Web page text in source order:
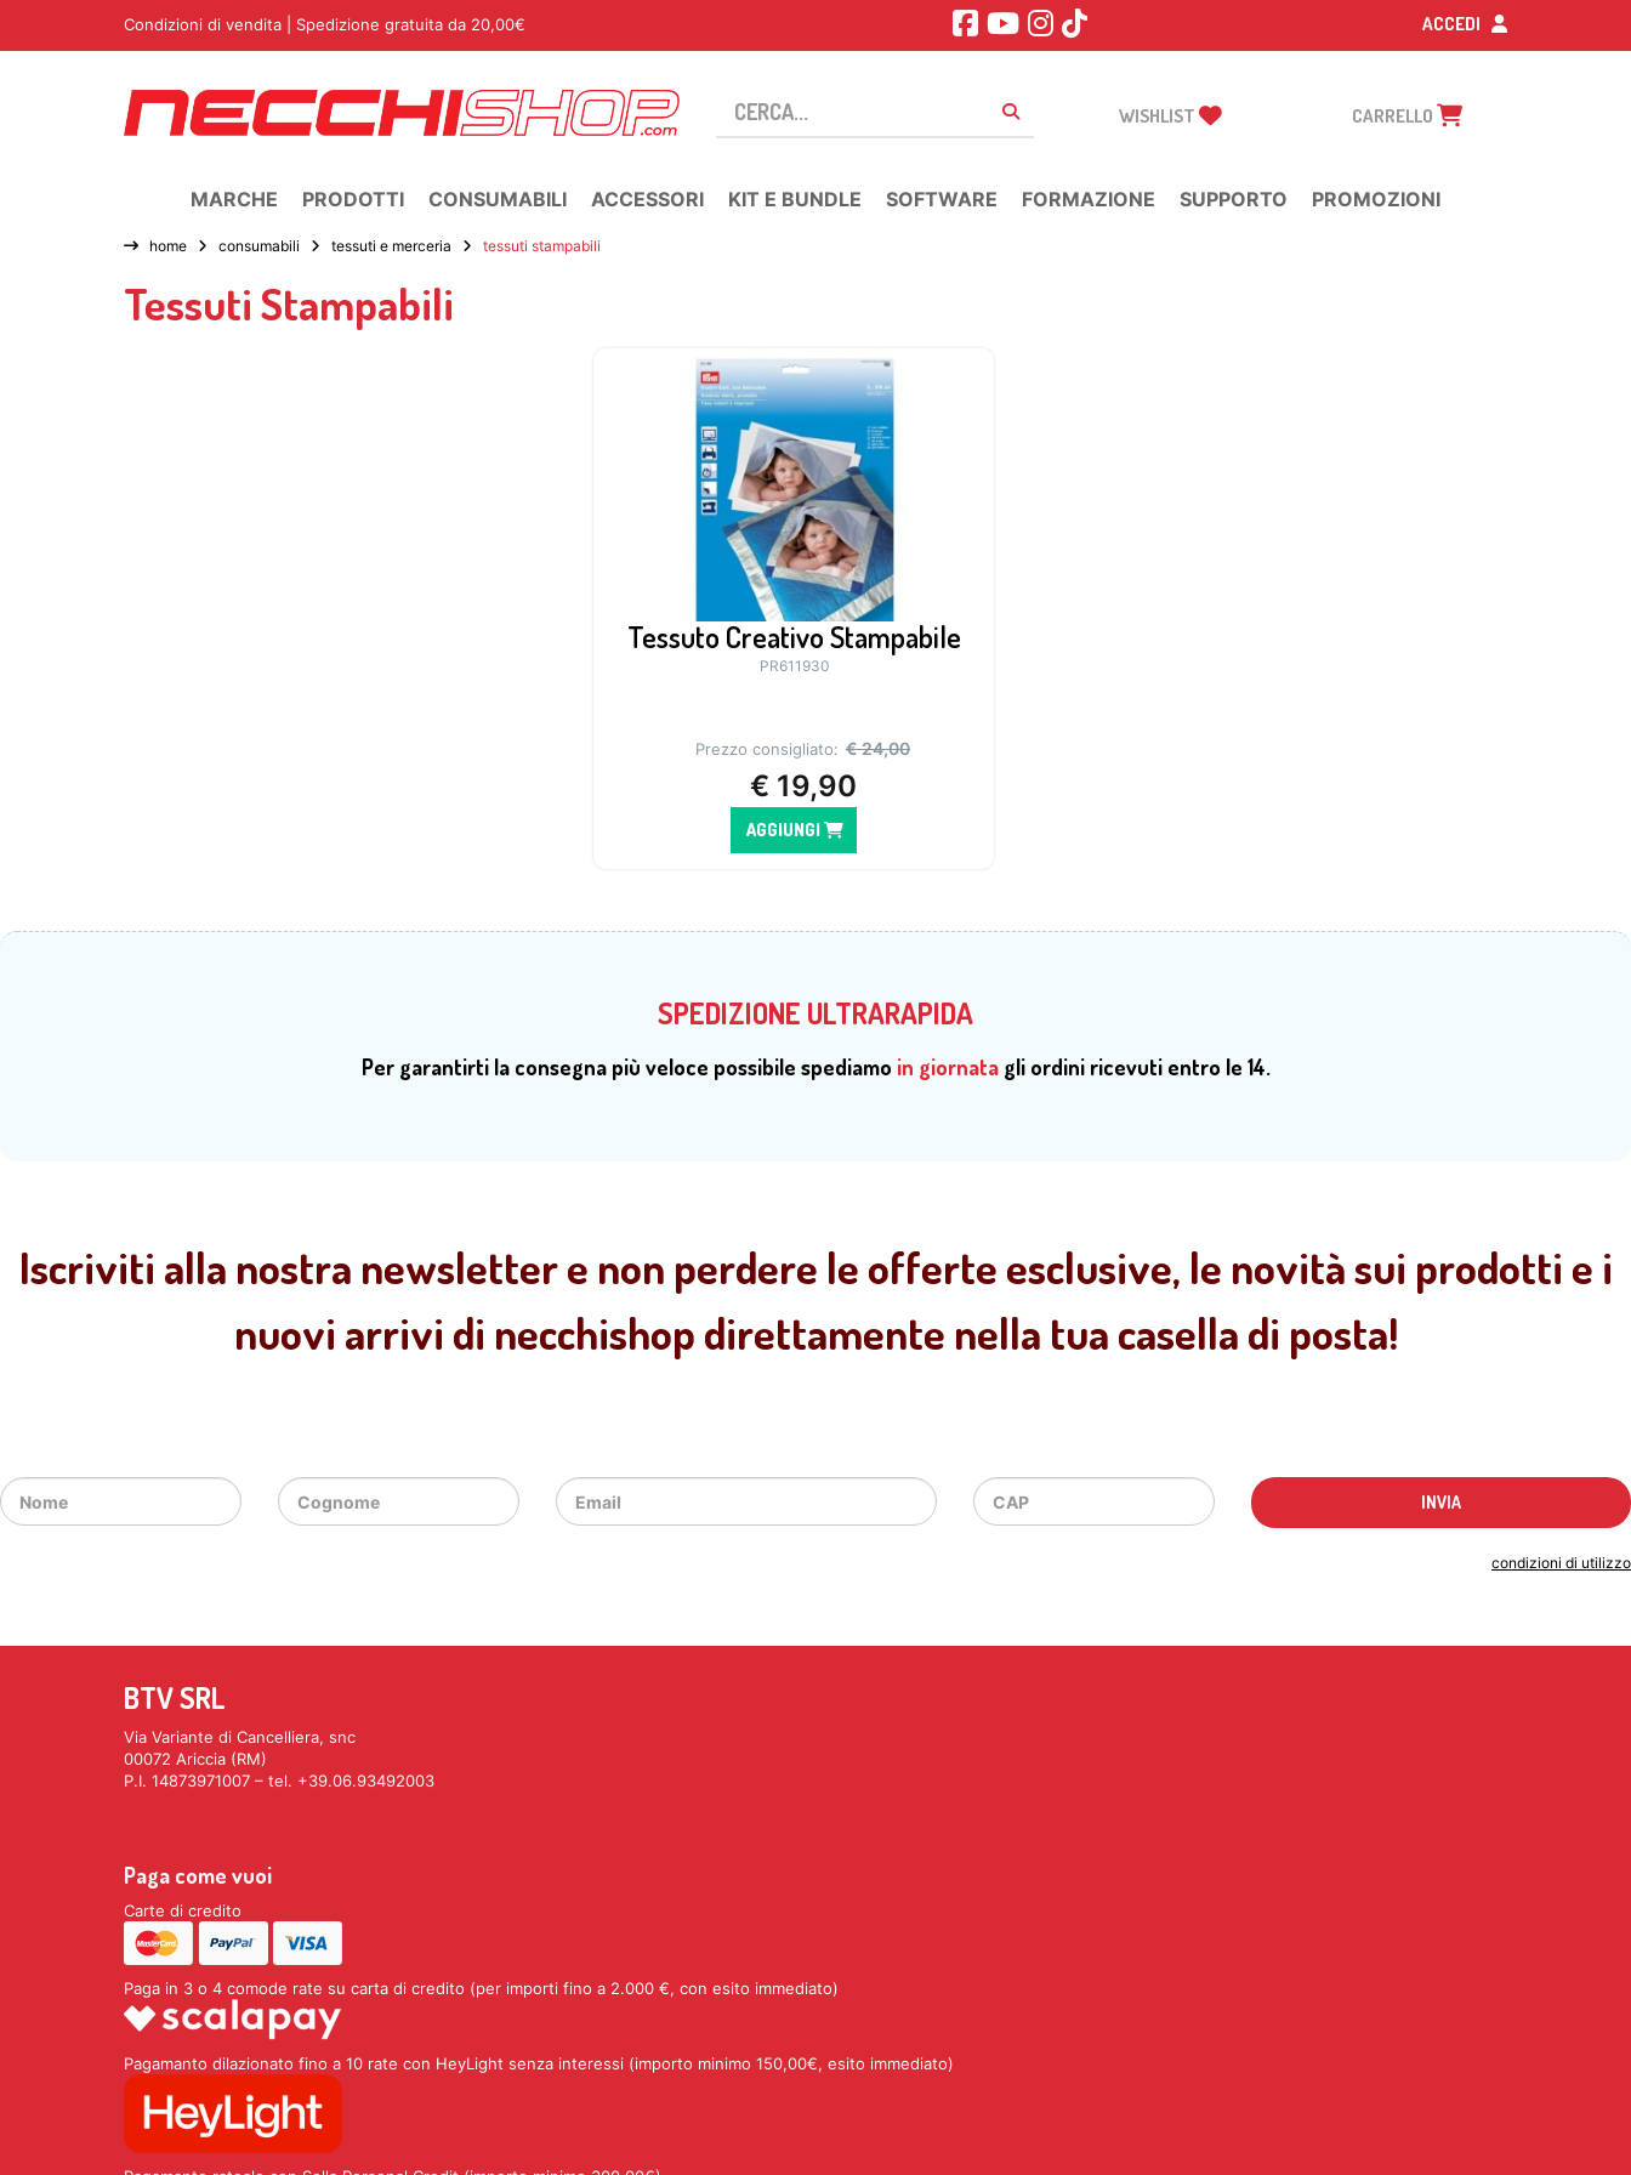
Condizioni di vendita | Spedizione gratuita da 20,00€ ACCEDI
WISHLIST CARRELLO
MARCHE PRODOTTI CONSUMABILI ACCESSORI KIT E BUNDLE SOFTWARE FORMAZIONE SUPPORTO PROMOZIONI
home consumabili tessuti e merceria tessuti stampabili
Tessuti Stampabili
Tessuto Creativo Stampabile
PR611930
Prezzo consigliato: €24,00
€ 19,90
AGGIUNGI
SPEDIZIONE ULTRARAPIDA
Per garantirti la consegna più veloce possibile spediamo in giornatagli ordini ricevuti entro le 14.
Iscriviti alla nostra newsletter e non perdere le offerte esclusive, le novità sui prodotti e i
nuovi arrivi di necchishop direttamente nella tua casella di posta!
condizioni di utilizzo
BTV SRL
Via Variante di Cancelliera, snc
00072 Ariccia (RM)
P.I. 14873971007 – tel. +39.06.93492003
Paga come vuoi
Carte di credito
Paga in 3 o 4 comode rate su carta di credito (per importi fino a 2.000 €, con esito immediato)
Pagamanto dilazionato fino a 10 rate con HeyLight senza interessi (importo minimo 150,00€, esito immediato)